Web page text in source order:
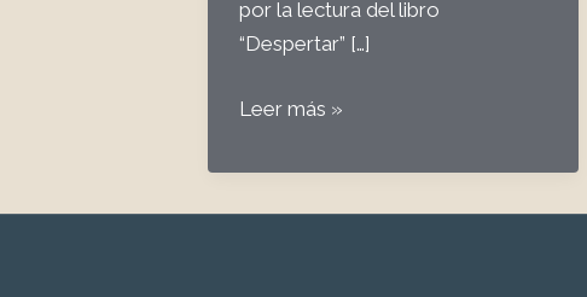
por la lectura del libro
“Despertar” […]
#54
Propósito
del
Leer más »